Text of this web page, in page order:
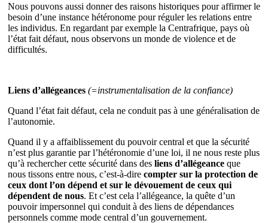
Nous pouvons aussi donner des raisons historiques pour affirmer le
besoin d’une instance hétéronome pour réguler les relations entre
les individus. En regardant par exemple la Centrafrique, pays où
l’état fait défaut, nous observons un monde de violence et de
difficultés.
Liens d’allégeances (=instrumentalisation de la confiance)
Quand l’état fait défaut, cela ne conduit pas à une généralisation de
l’autonomie.
Quand il y a affaiblissement du pouvoir central et que la sécurité
n’est plus garantie par l’hétéronomie d’une loi, il ne nous reste plus
qu’à rechercher cette sécurité dans des liens d’allégeance que
nous tissons entre nous, c’est-à-dire compter sur la protection de
ceux dont l’on dépend et sur le dévouement de ceux qui
dépendent de nous. Et c’est cela l’allégeance, la quête d’un
pouvoir impersonnel qui conduit à des liens de dépendances
personnels comme mode central d’un gouvernement.